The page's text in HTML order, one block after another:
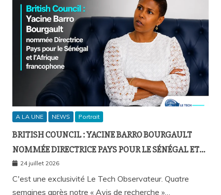
A LA UNE NEWS Portrait
BRITISH COUNCIL : YACINE BARRO BOURGAULT
NOMMÉE DIRECTRICE PAYS POUR LE SÉNÉGAL ET
L’AFRIQUE FRANCOPHONE
24 juillet 2026
C'est une exclusivité Le Tech Observateur. Quatre
semaines après notre « Avis de recherche »…